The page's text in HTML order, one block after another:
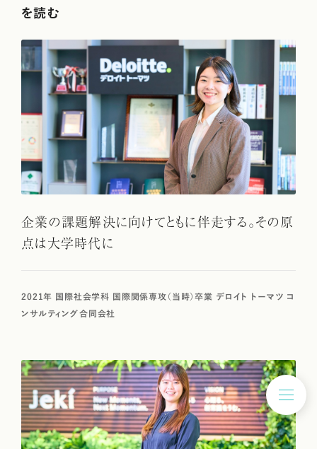
を読む
企業の課題解決に向けてともに伴走する。その原
点は大学時代に
2021年 国際社会学科 国際関係専攻（当時）卒業 デロイト トーマツ コ
ンサルティング合同会社